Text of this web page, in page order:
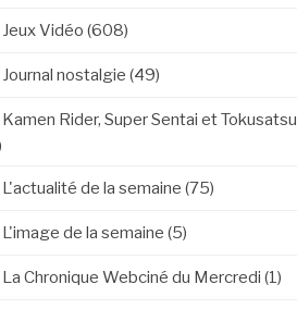
Jeux Vidéo (608)
Journal nostalgie (49)
Kamen Rider, Super Sentai et Tokusatsu
L'actualité de la semaine (75)
L'image de la semaine (5)
La Chronique Webciné du Mercredi (1)